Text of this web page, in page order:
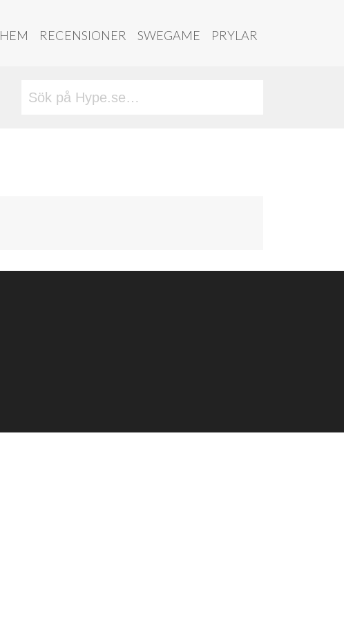
HEM RECENSIONER SWEGAME PRYLAR